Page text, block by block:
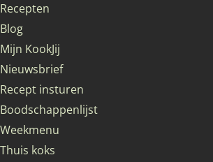
Recepten
Blog
Mijn KookJij
Nieuwsbrief
Recept insturen
Boodschappenlijst
Weekmenu
Thuis koks